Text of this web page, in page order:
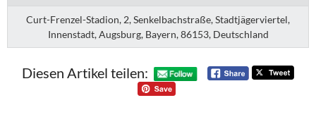
Curt-Frenzel-Stadion, 2, Senkelbachstraße, Stadtjägerviertel,
Innenstadt, Augsburg, Bayern, 86153, Deutschland
Diesen Artikel teilen: